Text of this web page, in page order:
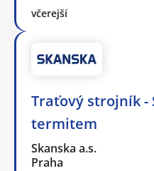
včerejší
Traťový strojník -
termitem
Skanska a.s.
Praha